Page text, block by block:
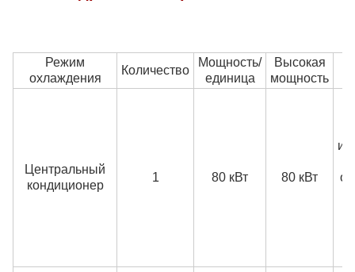
Режим
охлаждения
Количество
Мощность/
единица
Высокая
мощность
Центральный
кондиционер
1 80 кВт 80 кВт